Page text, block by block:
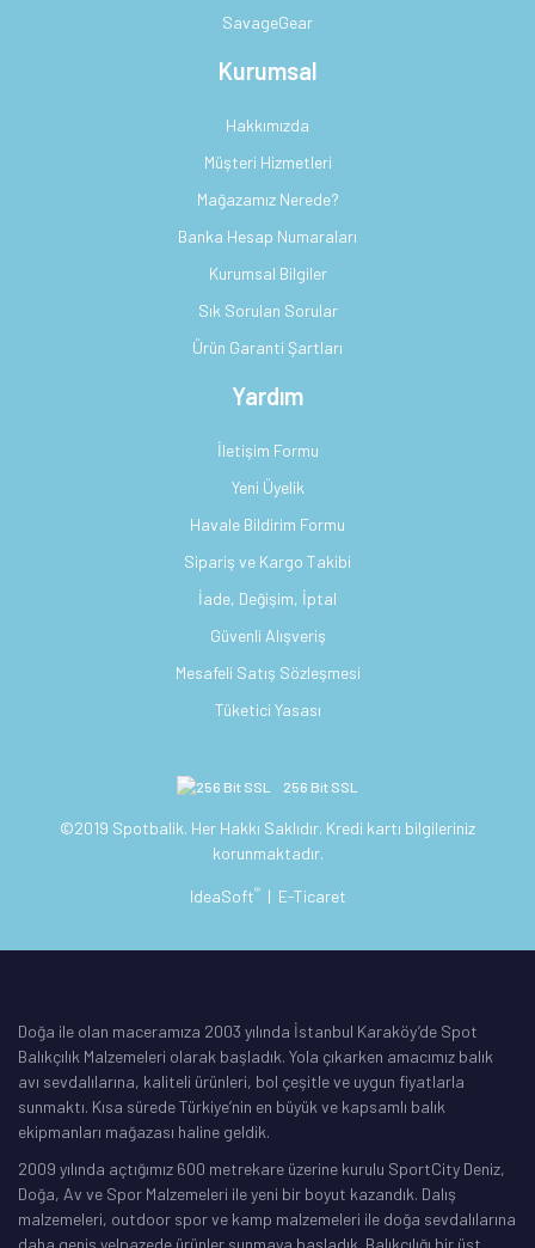
SavageGear
Kurumsal
Hakkımızda
Müşteri Hizmetleri
Mağazamız Nerede?
Banka Hesap Numaraları
Kurumsal Bilgiler
Sık Sorulan Sorular
Ürün Garanti Şartları
Yardım
İletişim Formu
Yeni Üyelik
Havale Bildirim Formu
Sipariş ve Kargo Takibi
İade, Değişim, İptal
Güvenli Alışveriş
Mesafeli Satış Sözleşmesi
Tüketici Yasası
256 Bit SSL
©2019 Spotbalik. Her Hakkı Saklıdır. Kredi kartı bilgileriniz
korunmaktadır.
IdeaSoft® | E-Ticaret
Doğa ile olan maceramıza 2003 yılında İstanbul Karaköy’de Spot
Balıkçılık Malzemeleri olarak başladık. Yola çıkarken amacımız balık
avı sevdalılarına, kaliteli ürünleri, bol çeşitle ve uygun fiyatlarla
sunmaktı. Kısa sürede Türkiye’nin en büyük ve kapsamlı balık
ekipmanları mağazası haline geldik.
2009 yılında açtığımız 600 metrekare üzerine kurulu SportCity Deniz,
Doğa, Av ve Spor Malzemeleri ile yeni bir boyut kazandık. Dalış
malzemeleri, outdoor spor ve kamp malzemeleri ile doğa sevdalılarına
daha geniş yelpazede ürünler sunmaya başladık. Balıkçılığı bir üst